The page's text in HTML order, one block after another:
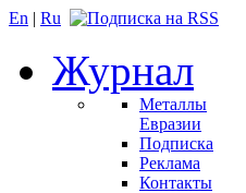
En | Ru
Журнал
Металлы
Евразии
Подписка
Реклама
Контакты